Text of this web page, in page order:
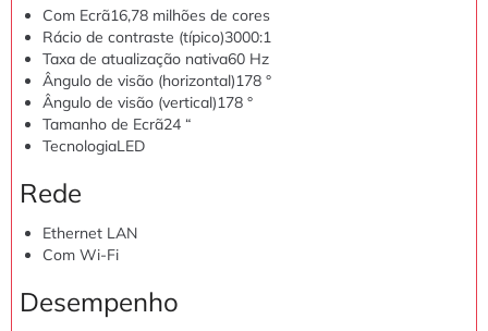
Com Ecrã16,78 milhões de cores
Rácio de contraste (típico)3000:1
Taxa de atualização nativa60 Hz
Ângulo de visão (horizontal)178 °
Ângulo de visão (vertical)178 °
Tamanho de Ecrã24 “
TecnologiaLED
Rede
Ethernet LAN
Com Wi-Fi
Desempenho